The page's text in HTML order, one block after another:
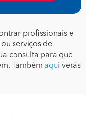
profissionais e
serviços de
consulta para que
Também aqui verás